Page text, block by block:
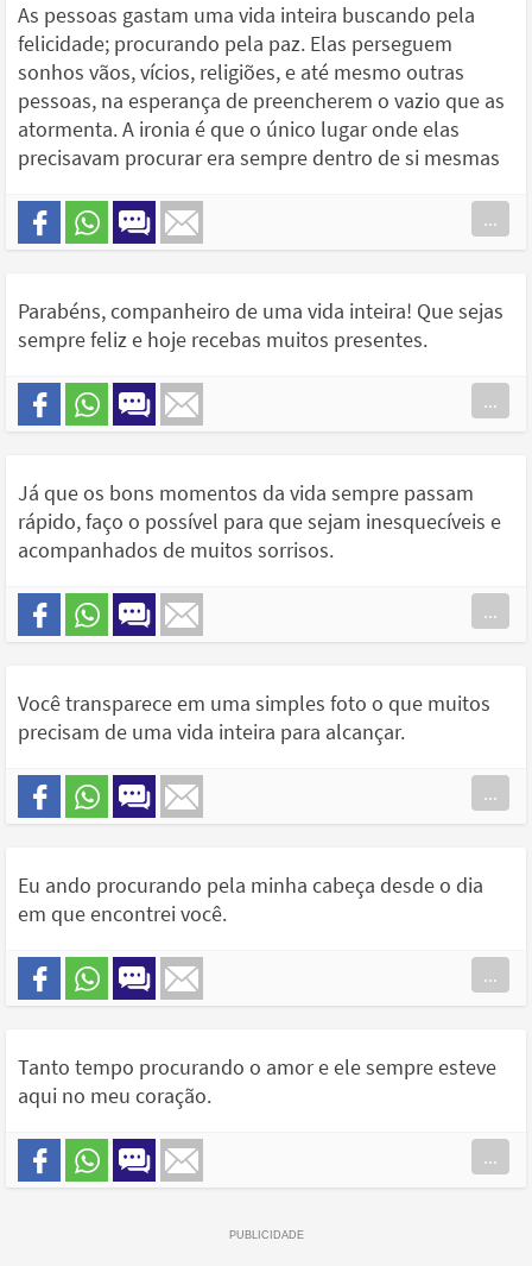
As pessoas gastam uma vida inteira buscando pela
felicidade; procurando pela paz. Elas perseguem
sonhos vãos, vícios, religiões, e até mesmo outras
pessoas, na esperança de preencherem o vazio que as
atormenta. A ironia é que o único lugar onde elas
precisavam procurar era sempre dentro de si mesmas
...
Parabéns, companheiro de uma vida inteira! Que sejas
sempre feliz e hoje recebas muitos presentes.
...
Já que os bons momentos da vida sempre passam
rápido, faço o possível para que sejam inesquecíveis e
acompanhados de muitos sorrisos.
...
Você transparece em uma simples foto o que muitos
precisam de uma vida inteira para alcançar.
...
Eu ando procurando pela minha cabeça desde o dia
em que encontrei você.
...
Tanto tempo procurando o amor e ele sempre esteve
aqui no meu coração.
...